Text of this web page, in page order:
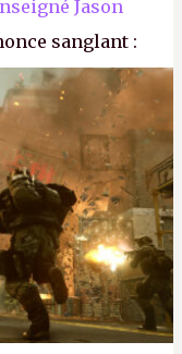
Jason
sanglant :
de
En gros, essorer
P.